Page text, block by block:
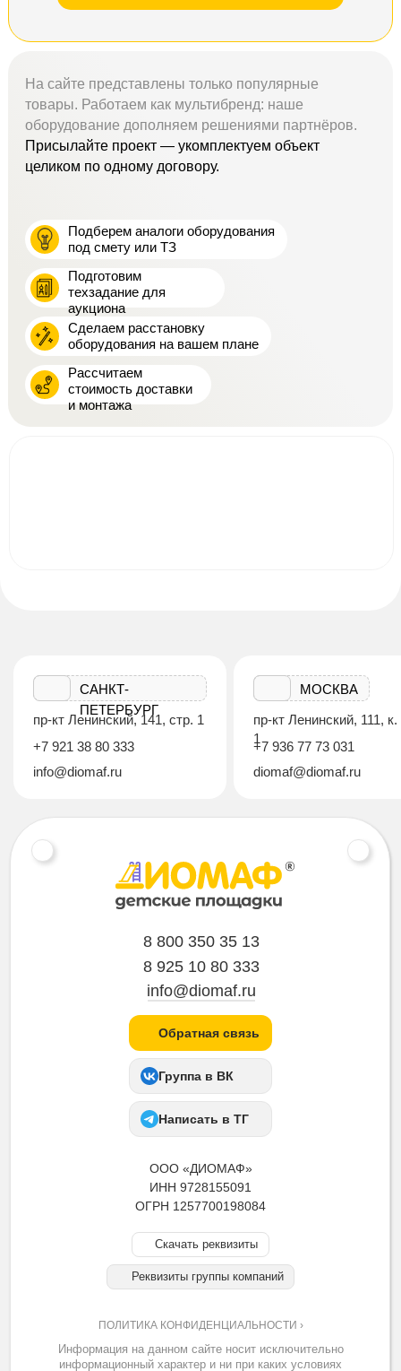
На сайте представлены только популярные
товары. Работаем как мультибренд: наше
оборудование дополняем решениями партнёров.
Присылайте проект — укомплектуем объект
целиком по одному договору.
Подберем аналоги оборудования
под смету или ТЗ
Подготовим
техзадание для
аукциона
Сделаем расстановку
оборудования на вашем плане
Рассчитаем
стоимость доставки
и монтажа
САНКТ-
ПЕТЕРБУРГ
пр-кт Ленинский, 141, стр. 1
+7 921 38 80 333
info@diomaf.ru
МОСКВА
пр-кт Ленинский, 111, к.
1
+7 936 77 73 031
diomaf@diomaf.ru
ООО «ДИОМАФ»
ИНН 9728155091
ОГРН 1257700198084
Скачать реквизиты
Реквизиты группы компаний
8 800 350 35 13
8 925 10 80 333
info@diomaf.ru
Обратная связь
Группа в ВК
Написать в ТГ
ПОЛИТИКА КОНФИДЕНЦИАЛЬНОСТИ ›
Информация на данном сайте носит исключительно
информационный характер и ни при каких условиях